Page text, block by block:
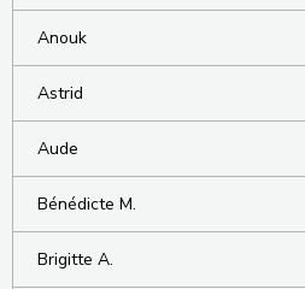
Anouk
Astrid
Aude
Bénédicte M.
Brigitte A.